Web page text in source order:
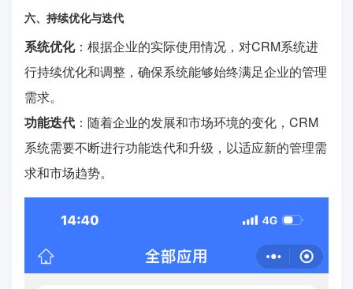
六、持续优化与迭代
系统优化：根据企业的实际使用情况，对CRM系统进
行持续优化和调整，确保系统能够始终满足企业的管理
需求。
功能迭代 ：随着企业的发展和市场环境的变化，CRM
系统需要不断进行功能迭代和升级，以适应新的管理需
求和市场趋势。